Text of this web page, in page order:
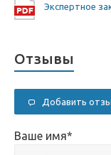
Экспертное
Отзывы
Добавить
Ваше имя*